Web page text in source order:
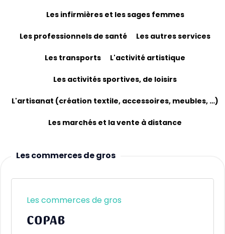
Les infirmières et les sages femmes
Les professionnels de santé Les autres services
Les transports L'activité artistique
Les activités sportives, de loisirs
L'artisanat (création textile, accessoires, meubles, …)
Les marchés et la vente à distance
Les commerces de gros
Les commerces de gros
COPAB